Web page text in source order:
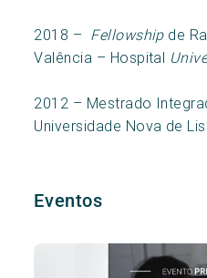
2018 – Fellowshipde
Valência – Hospital
2012 – Mestrado
Universidade Nova de
Eventos